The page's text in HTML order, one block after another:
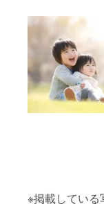
※掲載している